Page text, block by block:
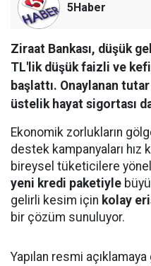
5Haber
Ziraat Bankası, düşük
TL'lik düşük faizli ve
başlattı. Onaylanan tutar
üstelik hayat sigortası
Ekonomik zorlukların
destek kampanyaları hız
bireysel tüketicilere
yeni kredi paketiyle
gelirli kesim için kolay
bir çözüm sunuluyor.
Yapılan resmi